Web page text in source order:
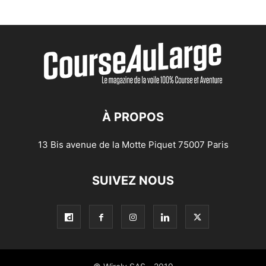
À PROPOS
13 Bis avenue de la Motte Piquet 75007 Paris
SUIVEZ NOUS